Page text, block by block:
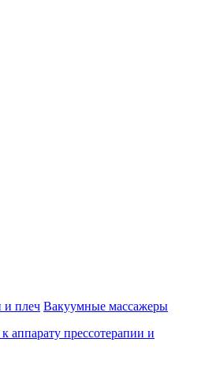
и плеч Вакуумные массажеры
аппарату прессотерапии и